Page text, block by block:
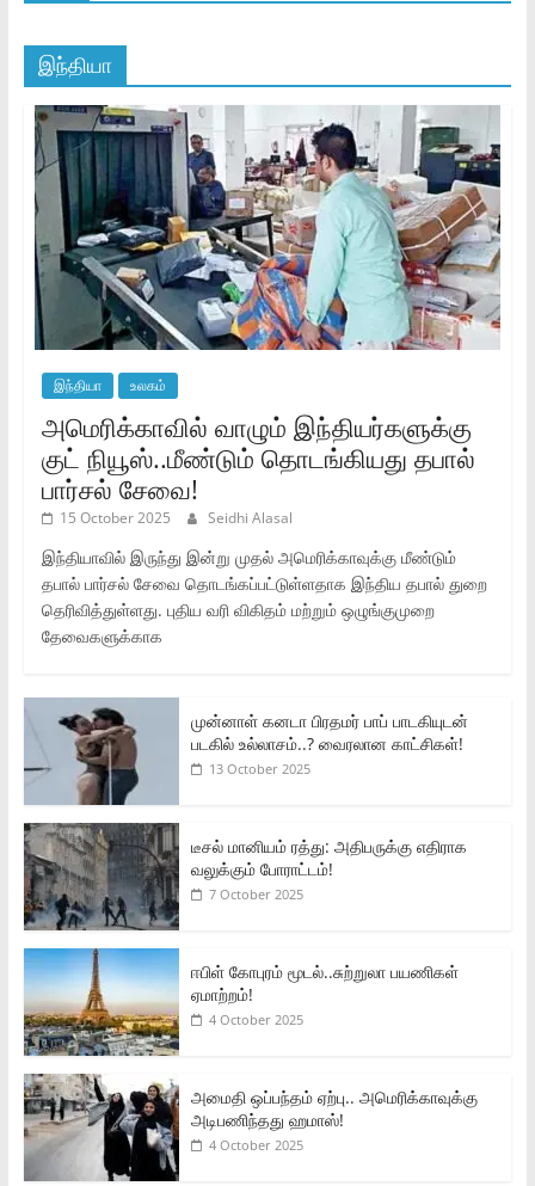
இந்தியா
இந்தியா உலகம்
அமெரிக்காவில் வாழும் இந்தியர்களுக்கு
குட் நியூஸ்..மீண்டும் தொடங்கியது தபால்
பார்சல் சேவை!
15 October 2025 Seidhi Alasal
இந்தியாவில் இருந்து இன்று முதல் அமெரிக்காவுக்கு மீண்டும்
தபால் பார்சல் சேவை தொடங்கப்பட்டுள்ளதாக இந்திய தபால் துறை
தெரிவித்துள்ளது. புதிய வரி விகிதம் மற்றும் ஒழுங்குமுறை
தேவைகளுக்காக
முன்னாள் கனடா பிரதமர் பாப் பாடகியுடன்
படகில் உல்லாசம்..? வைரலான காட்சிகள்!
13 October 2025
டீசல் மானியம் ரத்து: அதிபருக்கு எதிராக
வலுக்கும் போராட்டம்!
7 October 2025
ஈபிள் கோபுரம் மூடல்..சுற்றுலா பயணிகள்
ஏமாற்றம்!
4 October 2025
அமைதி ஒப்பந்தம் ஏற்பு.. அமெரிக்காவுக்கு
அடிபணிந்தது ஹமாஸ்!
4 October 2025